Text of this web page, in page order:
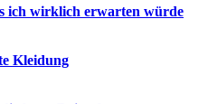
ich wirklich erwarten würde
Kleidung